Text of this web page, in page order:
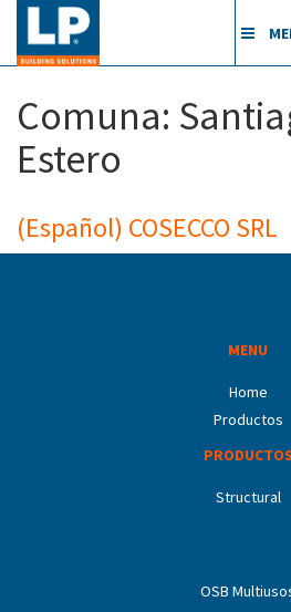
Comuna:
Estero
(Español) COSECCO SRL
MENU
Home
Productos
PRODUCTOS
Structural
OSB